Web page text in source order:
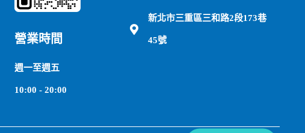
營業時間
週一至週五
10:00 - 20:00
新北市三重區三和路2段173巷
45號